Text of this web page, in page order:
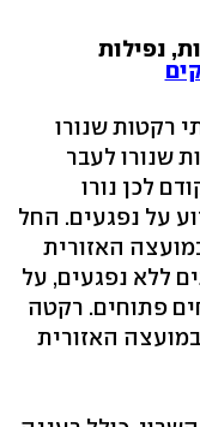
נפילות
רקטות שנורו
שנורו לעבר
לכן נורו
על נפגעים. החל
ובמועצה האזורית
ללא נפגעים, על
פתוחים. רקטה
האזורית